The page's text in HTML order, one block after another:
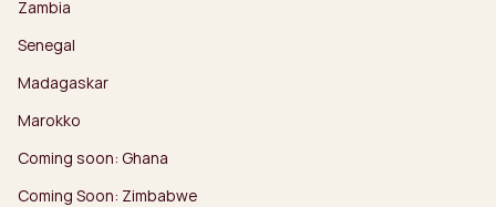
Zambia
Senegal
Madagaskar
Marokko
Coming soon: Ghana
Coming Soon: Zimbabwe